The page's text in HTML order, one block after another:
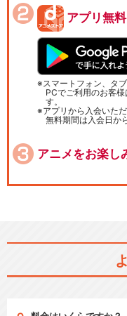
アプリ無
スマートフォン、タ
PCでご利用のお客
す。
アプリから入会いた
無料期間は入会日か
アニメをお楽し